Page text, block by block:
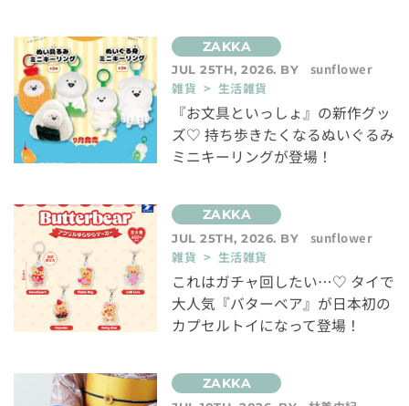
JUL 25TH, 2026. BY
sunflower
雑貨 > 生活雑貨
『お文具といっしょ』の新作グッ
ズ♡ 持ち歩きたくなるぬいぐるみ
ミニキーリングが登場！
JUL 25TH, 2026. BY
sunflower
雑貨 > 生活雑貨
これはガチャ回したい…♡ タイで
大人気『バターベア』が日本初の
カプセルトイになって登場！